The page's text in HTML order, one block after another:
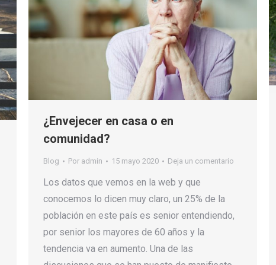
¿Envejecer en casa o en
comunidad?
Blog Por admin 15 mayo 2020 Deja un comentario
Los datos que vemos en la web y que
conocemos lo dicen muy claro, un 25% de la
población en este país es senior entendiendo,
por senior los mayores de 60 años y la
tendencia va en aumento. Una de las